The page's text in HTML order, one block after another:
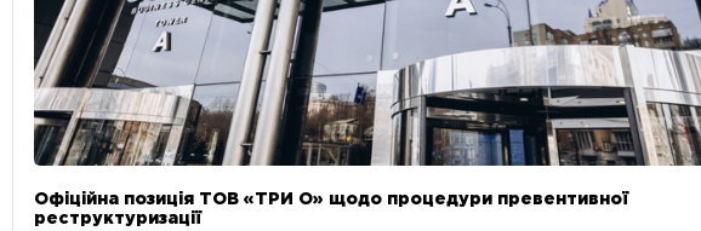
Офіційна позиція ТОВ «ТРИ О» щодо процедури превентивної
реструктуризації